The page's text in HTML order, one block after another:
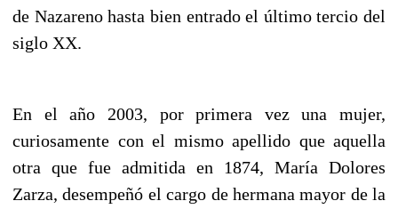
de Nazareno hasta bien entrado el último tercio del
siglo XX.
En el año 2003, por primera vez una mujer,
curiosamente con el mismo apellido que aquella
otra que fue admitida en 1874, María Dolores
Zarza, desempeñó el cargo de hermana mayor de la